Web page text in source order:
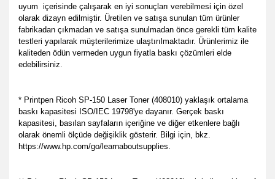
uyum içerisinde çalışarak en iyi sonuçları verebilmesi için özel
olarak dizayn edilmiştir. Üretilen ve satışa sunulan tüm ürünler
fabrikadan çıkmadan ve satışa sunulmadan önce gerekli tüm kalite
testleri yapılarak müşterilerimize ulaştırılmaktadır. Ürünlerimiz ile
kaliteden ödün vermeden uygun fiyatla baskı çözümleri elde
edebilirsiniz.
* Printpen Ricoh SP-150 Laser Toner (408010) yaklaşık ortalama
baskı kapasitesi ISO/IEC 19798'ye dayanır. Gerçek baskı
kapasitesi, basılan sayfaların içeriğine ve diğer etkenlere bağlı
olarak önemli ölçüde değişiklik gösterir. Bilgi için, bkz.
https://www.hp.com/go/learnaboutsupplies.